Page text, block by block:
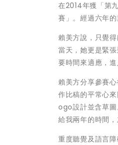
在2014年獲「第
賽」。經過六年
賴美方說，只覺
當天，她更是緊
要時間來適應，
賴美方分享參賽
作比稿的平常心
ogo設計並含草
給我兩年的時間
重度聽覺及語言